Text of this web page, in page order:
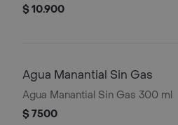
$ 10.900
Agua Manantial Sin Gas
Agua Manantial Sin Gas 300 ml
$ 7500